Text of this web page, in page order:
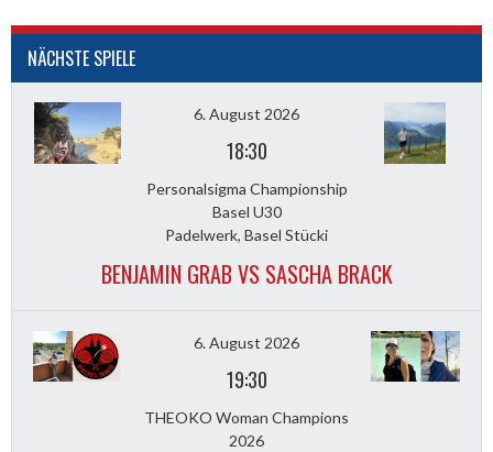
NÄCHSTE SPIELE
6. August 2026
18:30
Personalsigma Championship
Basel U30
Padelwerk, Basel Stücki
BENJAMIN GRAB VS SASCHA BRACK
6. August 2026
19:30
THEOKO Woman Champions
2026